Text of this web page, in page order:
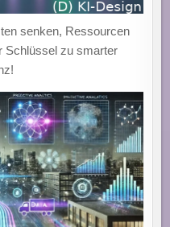
senken, Ressourcen
Schlüssel zu smarter